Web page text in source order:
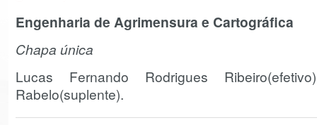
Engenharia de Agrimensura e Cartográfica
Chapa única
Lucas Fernando Rodrigues
Rabelo(suplente).